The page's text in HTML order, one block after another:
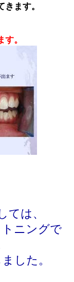
ます。
。
ては、
ニングで
した。